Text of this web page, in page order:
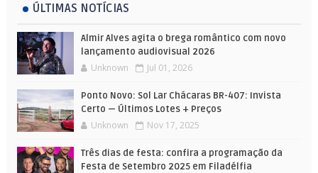
ÚLTIMAS NOTÍCIAS
Almir Alves agita o brega romântico com novo
lançamento audiovisual 2026
Unknown Jul 01, 2026
Ponto Novo: Sol Lar Chácaras BR-407: Invista
Certo — Últimos Lotes + Preços
Unknown Nov 17, 2025
Três dias de festa: confira a programação da
Festa de Setembro 2025 em Filadélfia